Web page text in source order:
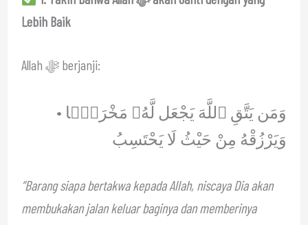
Lebih Baik
Allah ﷻ berjanji:
وَمَن يَتَّقِ ٱللَّهَ يَجْعَل لَّهُۥ مَخْرَجًۭا •
وَيَرْزُقْهُ مِنْ حَيْثُ لَا يَحْتَسِبُ
“Barang siapa bertakwa kepada Allah, niscaya Dia akan
membukakan jalan keluar baginya dan memberinya